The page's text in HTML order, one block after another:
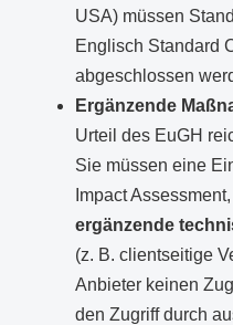
USA) müssen
Englisch Standard
abgeschlossen
Ergänzende
Urteil des EuGH
Sie müssen eine
Impact
ergänzende
(z. B. clientseitige
Anbieter keinen
den Zugriff durch